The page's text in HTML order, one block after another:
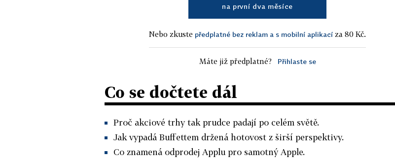
na první dva měsíce
Nebo zkuste předplatné bez reklam a s mobilní aplikací za 80 Kč.
Máte již předplatné? Přihlaste se
Co se dočtete dál
Proč akciové trhy tak prudce padají po celém světě.
Jak vypadá Buffettem držená hotovost z širší perspektivy.
Co znamená odprodej Applu pro samotný Apple.